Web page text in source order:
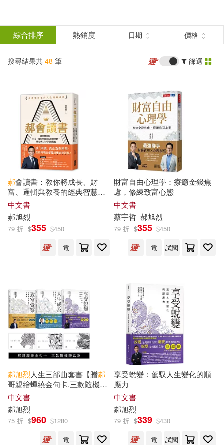
結
分類 (單選)
所有商品(48) 圖書(25)
電子書(16)
作者 (可複選)
郝旭烈(44) 蔡宇哲(3)
郝旭烈(郝哥)(3)
丹尼爾．克羅斯比(1)
出版社 (可複選)
三采(17) 幸福文化(10)
天下文化(6) 愛播聽書FM(5)
商業周刊(4)
中國青年出版社(2)
綜合排序 熱銷度 日期 價格
搜尋結果共 48 筆 篩選
郝會讀書：教你將成長、財
富、邏輯與教養的經典智慧，
轉化成人生可用的觀點
中文書
郝旭烈
79 折 $355 $450
電
財富自由心理學：療癒金錢焦
慮，修練致富心態
中文書
蔡宇哲 郝旭烈
79 折 $355 $450
電
試閱
郝旭烈人生三部曲套書【贈郝
哥親繪蟬繞金句卡.三款隨機乙
款】：致富覺察、人生成為、
享受蛻變
中文書
郝旭烈
75 折 $960 $1280
電
享受蛻變：駕馭人生變化的順
應力
中文書
郝旭烈
79 折 $339 $430
電
試閱